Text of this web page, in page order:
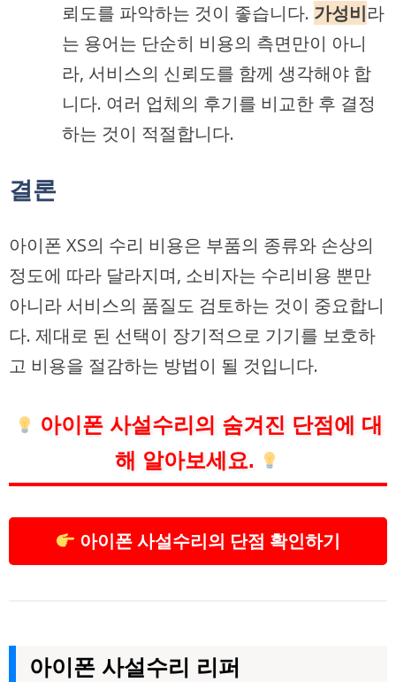
뢰도를 파악하는 것이 좋습니다. 가성비라
는 용어는 단순히 비용의 측면만이 아니
라, 서비스의 신뢰도를 함께 생각해야 합
니다. 여러 업체의 후기를 비교한 후 결정
하는 것이 적절합니다.
결론
아이폰 XS의 수리 비용은 부품의 종류와 손상의
정도에 따라 달라지며, 소비자는 수리비용 뿐만
아니라 서비스의 품질도 검토하는 것이 중요합니
다. 제대로 된 선택이 장기적으로 기기를 보호하
고 비용을 절감하는 방법이 될 것입니다.
아이폰 사설수리의 숨겨진 단점에 대
해 알아보세요.
아이폰 사설수리의 단점 확인하기
아이폰 사설수리 리퍼